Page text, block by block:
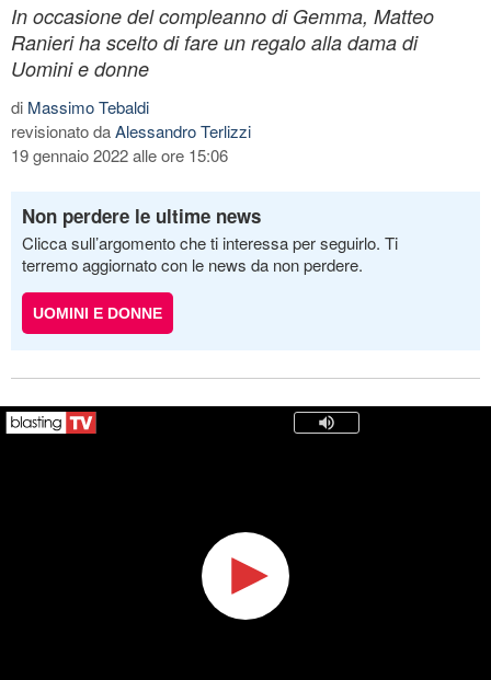
In occasione del compleanno di Gemma, Matteo
Ranieri ha scelto di fare un regalo alla dama di
Uomini e donne
di Massimo Tebaldi
revisionato daAlessandro Terlizzi
19 gennaio 2022 alle ore 15:06
Non perdere le ultime news
Clicca sull’argomento che ti interessa per seguirlo. Ti
terremo aggiornato con le news da non perdere.
UOMINI E DONNE